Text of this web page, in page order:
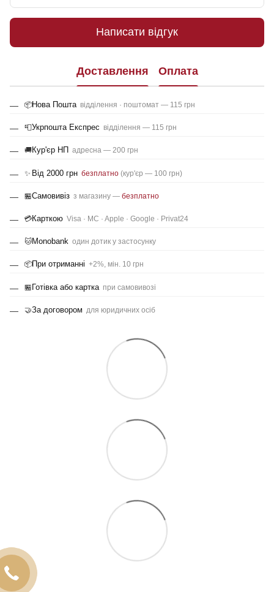
Написати відгук
Доставлення Оплата
📦Нова Пошта відділення · поштомат — 115 грн
📮Укрпошта Експрес відділення — 115 грн
🚚Кур'єр НП адресна — 200 грн
✨ Від 2000 грн безплатно (кур'єр — 100 грн)
🏪Самовивіз з магазину — безплатно
💳Карткою Visa · MC · Apple · Google · Privat24
🐱Monobank один дотик у застосунку
📦При отриманні +2%, мін. 10 грн
🏪Готівка або картка при самовивозі
🤝За договором для юридичних осіб